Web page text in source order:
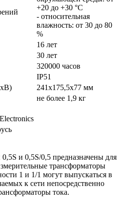
+20 до +30 °C
- относительная
влажность: от 30 до 80
%
16 лет
30 лет
320000 часов
IP51
241х175,5х77 мм
не более 1,9 кг
и 0,5S/0,5 предназначены для
трансформаторы
1 и 1/1 могут выпускаться в
к сети непосредственно
тока.